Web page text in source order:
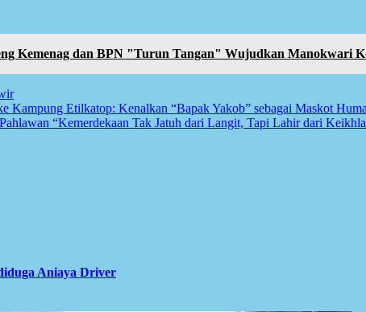
Kemenag dan BPN "Turun Tangan" Wujudkan Manokwari
Kampung Etilkatop: Kenalkan “Bapak Yakob” sebagai Maskot
“Kemerdekaan Tak Jatuh dari Langit, Tapi Lahir dari
Aniaya Driver